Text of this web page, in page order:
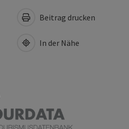
Beitrag drucken
In der Nähe